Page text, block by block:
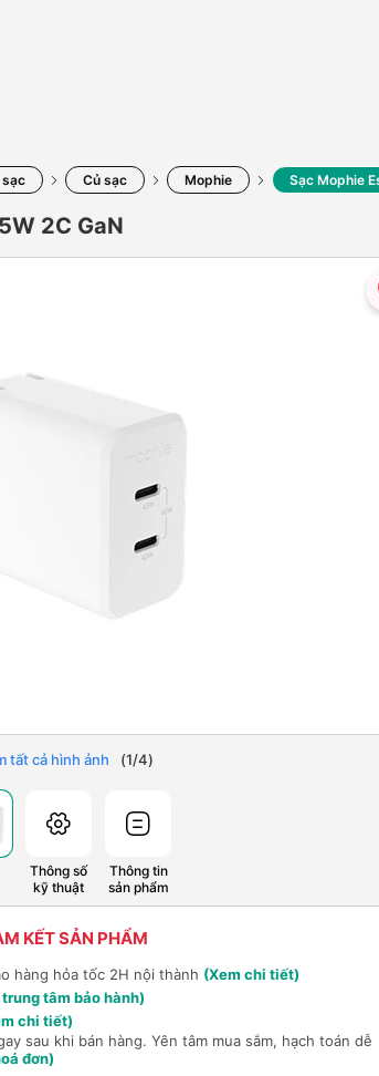
Củ sạc Mophie Sạc Mophie
2C GaN
tất cả hình ảnh (1/4)
Thông số
kỹ thuật
Thông tin
sản phẩm
KẾT SẢN PHẨM
hàng hỏa tốc 2H nội thành (Xem chi tiết)
trung tâm bảo hành)
chi tiết)
sau khi bán hàng. Yên tâm mua sắm, hạch toán dễ
đơn)